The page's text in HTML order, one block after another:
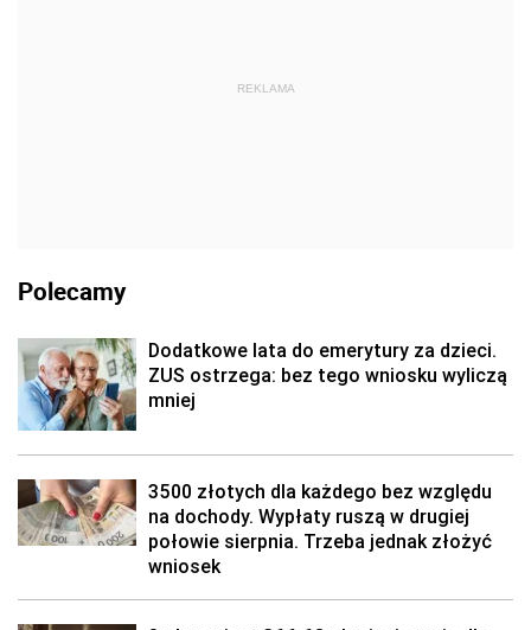
REKLAMA
Polecamy
Dodatkowe lata do emerytury za dzieci.
ZUS ostrzega: bez tego wniosku wyliczą
mniej
3500 złotych dla każdego bez względu
na dochody. Wypłaty ruszą w drugiej
połowie sierpnia. Trzeba jednak złożyć
wniosek